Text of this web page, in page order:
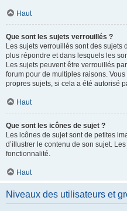
Haut
Que sont les sujets verrouillés ?
Les sujets verrouillés sont des
plus répondre et dans lesquels les
Les sujets peuvent être verrouillés
forum pour de multiples raisons.
propres sujets, si cela a été autorisé
Haut
Que sont les icônes de sujet ?
Les icônes de sujet sont de petites
d’illustrer le contenu de son sujet.
fonctionnalité.
Haut
Niveaux des utilisateurs et